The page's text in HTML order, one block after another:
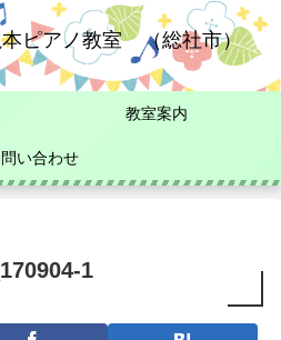
ピアノ教室 （総社市）
教室案内
い合わせ
1